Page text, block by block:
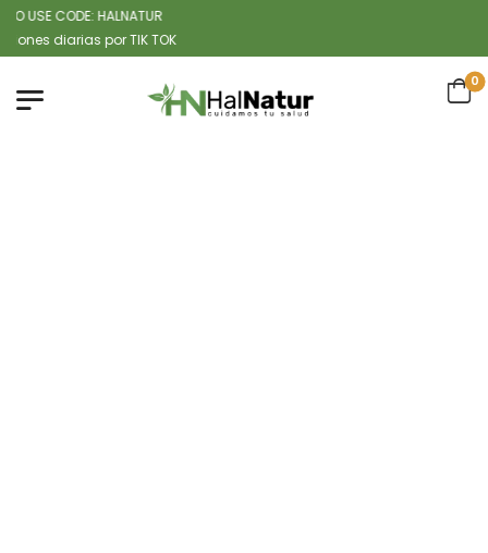
CODE: HALNATUR
por TIK TOK
0